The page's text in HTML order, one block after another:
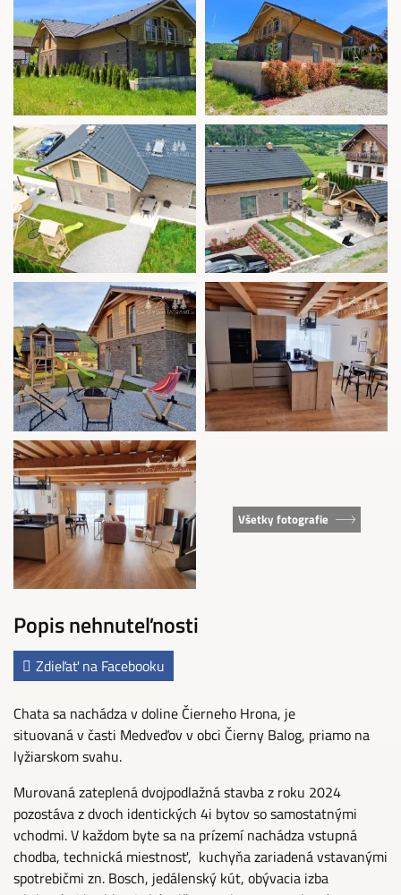
Všetky fotografie
Popis nehnuteľnosti
Zdieľať na Facebooku
Chata sa nachádza v doline Čierneho Hrona, je
situovaná v časti Medveďov v obci Čierny Balog, priamo na
lyžiarskom svahu.
Murovaná zateplená dvojpodlažná stavba z roku 2024
pozostáva z dvoch identických 4i bytov so samostatnými
vchodmi. V každom byte sa na prízemí nachádza vstupná
chodba, technická miestnosť, kuchyňa zariadená vstavanými
spotrebičmi zn. Bosch, jedálenský kút, obývacia izba